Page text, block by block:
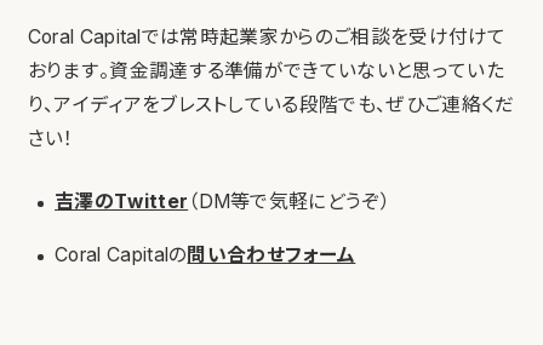
Coral Capitalでは常時起業家からのご相談を受け付けて
おります。資金調達する準備ができていないと思っていた
り、アイディアをブレストしている段階でも、ぜひご連絡くだ
さい！
吉澤のTwitter （DM等で気軽にどうぞ）
Coral Capitalの 問い合わせフォーム